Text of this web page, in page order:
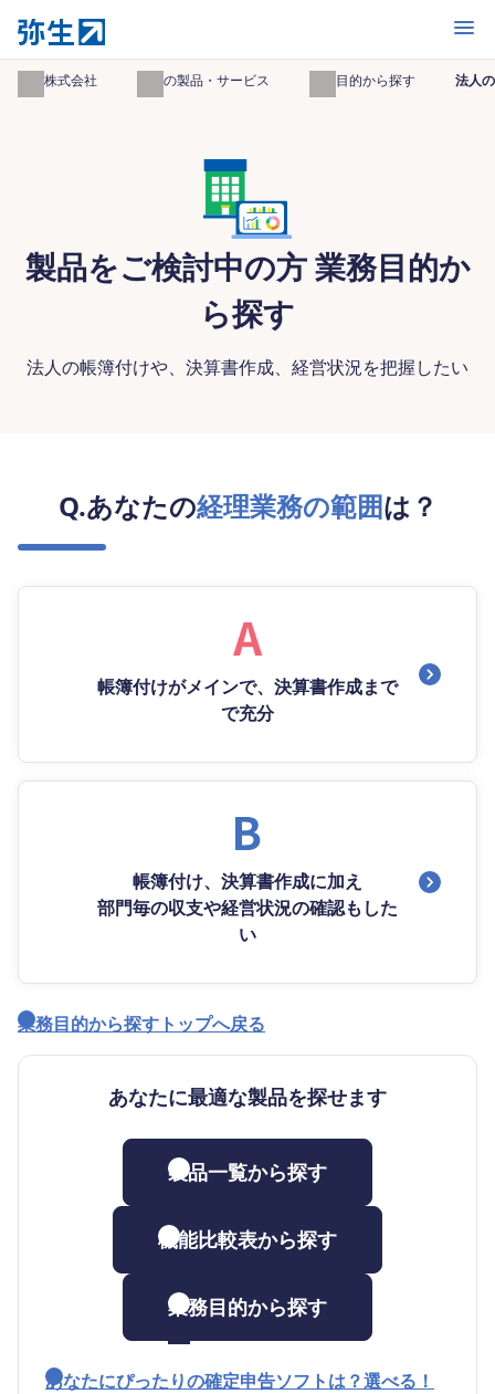
開く
弥生株式会社 弥生の製品・サービス 業務目的から探す 法人
製品をご検討中の方 業務目的か
ら探す
法人の帳簿付けや、決算書作成、経営状況を把握したい
Q.あなたの経理業務の範囲は？
帳簿付けがメインで、決算書作成まで
で充分
帳簿付け、決算書作成に加え
部門毎の収支や経営状況の確認もした
い
業務目的から探すトップへ戻る
あなたに最適な製品を探せます
製品一覧から探す
機能比較表から探す
業務目的から探す
あなたにぴったりの確定申告ソフトは？選べる！